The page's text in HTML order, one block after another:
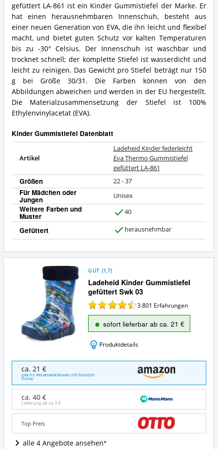
gefüttert LA-861 ist ein Kinder Gummistiefel der Marke. Er
hat einen herausnehmbaren Innenschuh, besteht aus
einer neuen Generation von EVA, die ihn leicht und flexibel
macht, und bietet guten Schutz vor kalten Temperaturen
bis zu -30° Celsius. Der Innenschuh ist waschbar und
trocknet schnell; der komplette Stiefel ist wasserdicht und
leicht zu reinigen. Das Gewicht pro Stiefel beträgt nur 150
g bei Größe 30/31. Die Farben können von den
Abbildungen abweichen und werden in der EU hergestellt.
Die Materialzusammensetzung der Stiefel ist 100%
Ethylenvinylacetat (EVA).
Kinder Gummistiefel Datenblatt
Artikel
Ladeheid Kinder federleicht
Eva Thermo Gummistiefel
gefüttert LA-861
Größen 22 - 37
Für Mädchen oder
Jungen Unisex
Weitere Farben und
Muster 40
Gefüttert herausnehmbar
Ladeheid Kinder Gummistiefel
gefüttert Swk 03
GUT (1,7)
3.801 Erfahrungen
sofort lieferbar ab ca. 21 €
Produktdetails
Ladeheid
Kinder
Gummistiefel
gefüttert
Swk
03
Angebote:
ist
dieser
ca. 21 €
GRATIS PREMIUMVERSAND mit Amazon
Prime
ca. 40 €
Lieferung ab ca.5 €
Top Preis
alle 4 Angebote ansehen